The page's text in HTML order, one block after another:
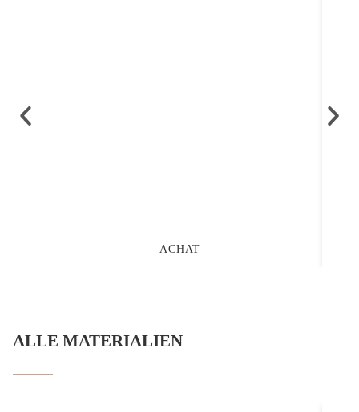
ACHAT
ALLE MATERIALIEN